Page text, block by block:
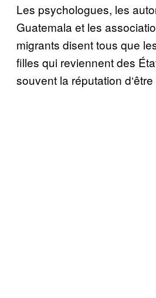
Les psychologues, les
Guatemala et les
migrants disent tous que
filles qui reviennent des É
souvent la réputation d‘être